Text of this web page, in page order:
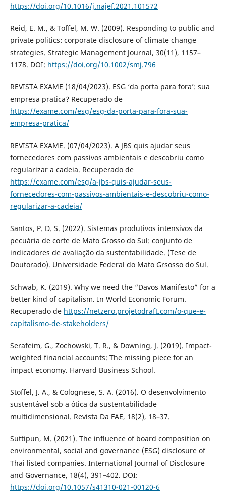
https://doi.org/10.1016/j.najef.2021.101572
Reid, E. M., & Toffel, M. W. (2009). Responding to public and
private politics: corporate disclosure of climate change
strategies. Strategic Management Journal, 30(11), 1157–
1178. DOI: https://doi.org/10.1002/smj.796
REVISTA EXAME (18/04/2023). ESG ‘da porta para fora’: sua
empresa pratica? Recuperado de
https://exame.com/esg/esg-da-porta-para-fora-sua-
empresa-pratica/
REVISTA EXAME. (07/04/2023). A JBS quis ajudar seus
fornecedores com passivos ambientais e descobriu como
regularizar a cadeia. Recuperado de
https://exame.com/esg/a-jbs-quis-ajudar-seus-
fornecedores-com-passivos-ambientais-e-descobriu-como-
regularizar-a-cadeia/
Santos, P. D. S. (2022). Sistemas produtivos intensivos da
pecuária de corte de Mato Grosso do Sul: conjunto de
indicadores de avaliação da sustentabilidade. (Tese de
Doutorado). Universidade Federal do Mato Grsosso do Sul.
Schwab, K. (2019). Why we need the “Davos Manifesto” for a
better kind of capitalism. In World Economic Forum.
Recuperado de https://netzero.projetodraft.com/o-que-e-
capitalismo-de-stakeholders/
Serafeim, G., Zochowski, T. R., & Downing, J. (2019). Impact-
weighted financial accounts: The missing piece for an
impact economy. Harvard Business School.
Stoffel, J. A., & Colognese, S. A. (2016). O desenvolvimento
sustentável sob a ótica da sustentabilidade
multidimensional. Revista Da FAE, 18(2), 18–37.
Suttipun, M. (2021). The influence of board composition on
environmental, social and governance (ESG) disclosure of
Thai listed companies. International Journal of Disclosure
and Governance, 18(4), 391–402. DOI:
https://doi.org/10.1057/s41310-021-00120-6